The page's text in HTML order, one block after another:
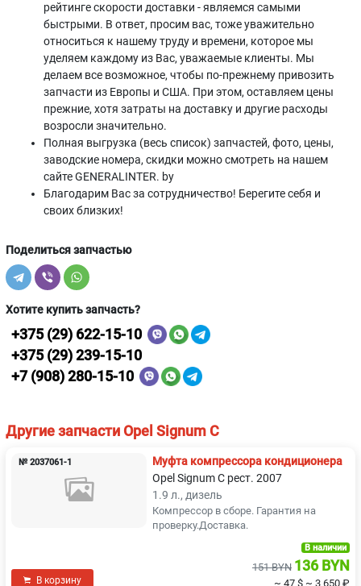
рейтинге скорости доставки - являемся самыми
быстрыми. В ответ, просим вас, тоже уважительно
относиться к нашему труду и времени, которое мы
уделяем каждому из Вас, уважаемые клиенты. Мы
делаем все возможное, чтобы по-прежнему привозить
запчасти из Европы и США. При этом, оставляем цены
прежние, хотя затраты на доставку и другие расходы
возросли значительно.
Полная выгрузка (весь список) запчастей, фото, цены,
заводские номера, скидки можно смотреть на нашем
сайте GENERALINTER. by
Благодарим Вас за сотрудничество! Берегите себя и
своих близких!
Поделиться запчастью
Хотите купить запчасть?
+375 (29) 622-15-10
+375 (29) 239-15-10
+7 (908) 280-15-10
Другие запчасти Opel Signum C
№ 2037061-1
Муфта компрессора кондиционера
Opel Signum C рест. 2007
1.9 л., дизель
Компрессор в сборе. Гарантия на
проверку.Доставка.
В корзину
В наличии
151 BYN 136 BYN
~ 47 $ ~ 3 650 ₽